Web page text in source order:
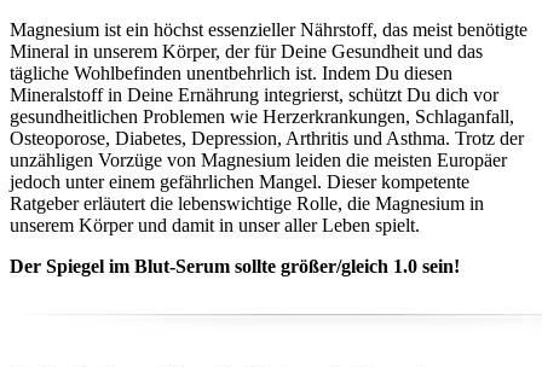
Magnesium ist ein höchst essenzieller Nährstoff, das meist benötigte
Mineral in unserem Körper, der für Deine Gesundheit und das
tägliche Wohlbefinden unentbehrlich ist. Indem Du diesen
Mineralstoff in Deine Ernährung integrierst, schützt Du dich vor
gesundheitlichen Problemen wie Herzerkrankungen, Schlaganfall,
Osteoporose, Diabetes, Depression, Arthritis und Asthma. Trotz der
unzähligen Vorzüge von Magnesium leiden die meisten Europäer
jedoch unter einem gefährlichen Mangel. Dieser kompetente
Ratgeber erläutert die lebenswichtige Rolle, die Magnesium in
unserem Körper und damit in unser aller Leben spielt.
Der Spiegel im Blut-Serum sollte größer/gleich 1.0 sein!